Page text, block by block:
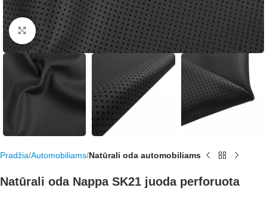
Rodyti nuotrauką visame ekrane
Pradžia Automobiliams Natūrali oda automobiliams
Natūrali oda Nappa SK21 juoda perforuota